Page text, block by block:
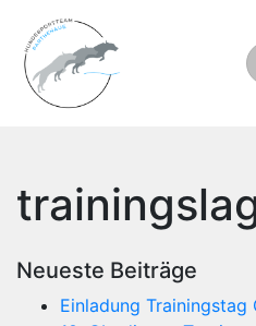
Neueste Beiträge
Einladung Trainingstag